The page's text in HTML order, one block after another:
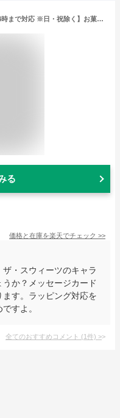
2/18全品ポイントUP中！【あす楽14時まで対応 ※日・祝除く】お菓子 内祝い ザ・スウィーツ キャラメルサンドクッキー（10個）（包装済）2SCS15 / お返し 出産内祝い キャラメルサンド 洋菓子 個包装 写真 メッセージカード オシャレ ギフト
る
価格と在庫を楽天でチェック >>
・スウィーツのキャラ
か？メッセージカード
す。ラッピング対応を
すよ。
全てのおすすめコメント (1件) >